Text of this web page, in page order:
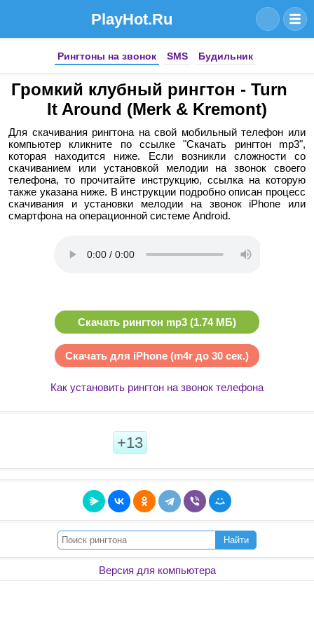
PlayHot.Ru
Рингтоны на звонок SMS Будильник
Громкий клубный рингтон - Turn
It Around (Merk & Kremont)
Для скачивания рингтона на свой мобильный телефон или
компьютер кликните по ссылке "Скачать рингтон mp3",
которая находится ниже. Если возникли сложности со
скачиванием или установкой мелодии на звонок своего
телефона, то прочитайте инструкцию, ссылка на которую
также указана ниже. В инструкции подробно описан процесс
скачивания и установки мелодии на звонок iPhone или
смартфона на операционной системе Android.
Скачать рингтон mp3 (1.74 МБ)
Скачать для iPhone (m4r до 30 сек.)
Как установить рингтон на звонок телефона
+13
Найти
Версия для компьютера